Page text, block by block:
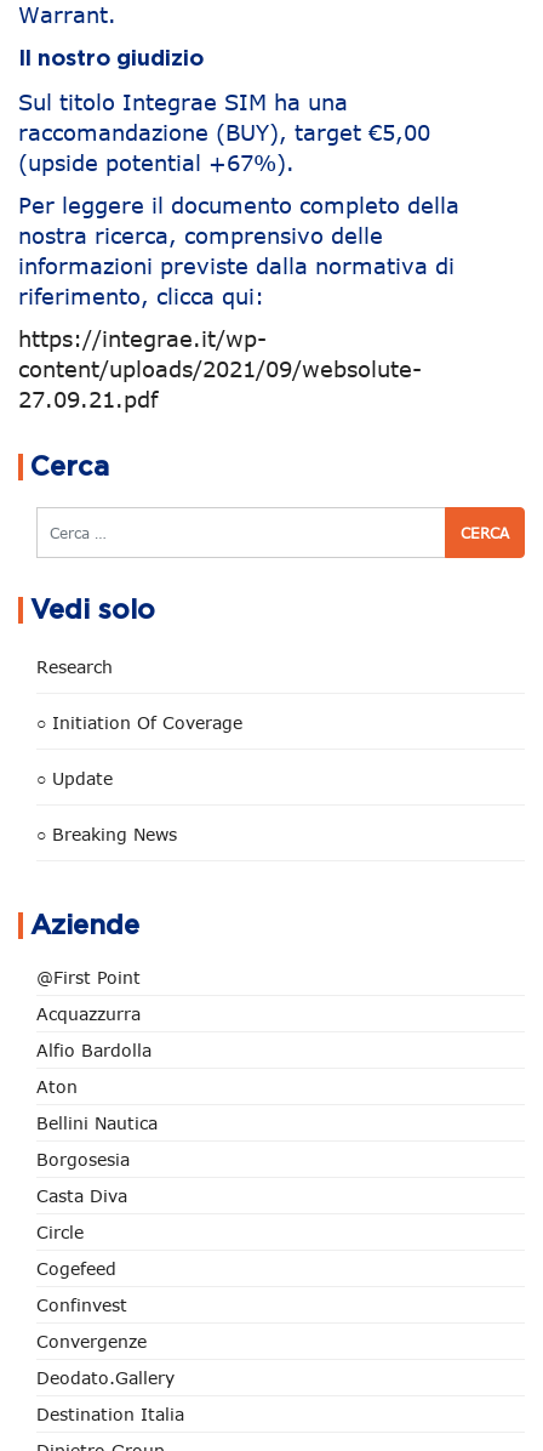
Warrant.
Il nostro giudizio
Sul titolo Integrae SIM ha una
raccomandazione (BUY), target €5,00
(upside potential +67%).
Per leggere il documento completo della
nostra ricerca, comprensivo delle
informazioni previste dalla normativa di
riferimento, clicca qui:
https://integrae.it/wp-
content/uploads/2021/09/websolute-
27.09.21.pdf
Cerca
Cerca
Vedi solo
Research
○ Initiation Of Coverage
○ Update
○ Breaking News
Aziende
@First Point
Acquazzurra
Alfio Bardolla
Aton
Bellini Nautica
Borgosesia
Casta Diva
Circle
Cogefeed
Confinvest
Convergenze
Deodato.Gallery
Destination Italia